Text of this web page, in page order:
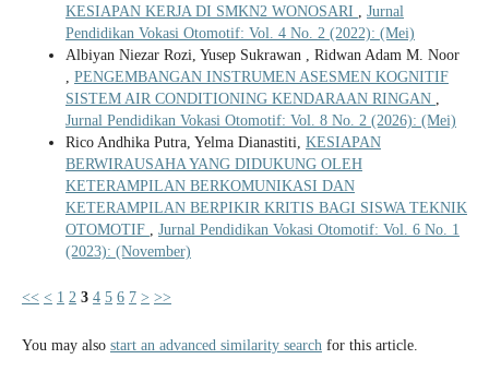
KESIAPAN KERJA DI SMKN2 WONOSARI , Jurnal
Pendidikan Vokasi Otomotif: Vol. 4 No. 2 (2022): (Mei)
Albiyan Niezar Rozi, Yusep Sukrawan , Ridwan Adam M. Noor
, PENGEMBANGAN INSTRUMEN ASESMEN KOGNITIF
SISTEM AIR CONDITIONING KENDARAAN RINGAN ,
Jurnal Pendidikan Vokasi Otomotif: Vol. 8 No. 2 (2026): (Mei)
Rico Andhika Putra, Yelma Dianastiti, KESIAPAN
BERWIRAUSAHA YANG DIDUKUNG OLEH
KETERAMPILAN BERKOMUNIKASI DAN
KETERAMPILAN BERPIKIR KRITIS BAGI SISWA TEKNIK
OTOMOTIF , Jurnal Pendidikan Vokasi Otomotif: Vol. 6 No. 1
(2023): (November)
<< < 1 2 3 4 5 6 7 > >>
You may also start an advanced similarity searchfor this article.